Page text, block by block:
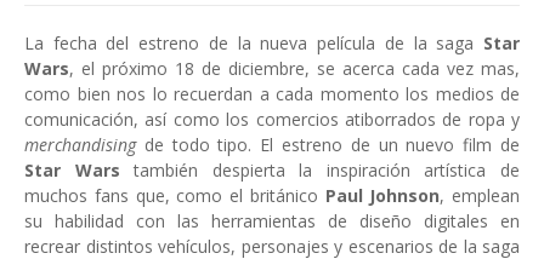
La fecha del estreno de la nueva película de la saga Star
Wars, el próximo 18 de diciembre, se acerca cada vez mas,
como bien nos lo recuerdan a cada momento los medios de
comunicación, así como los comercios atiborrados de ropa y
merchandising de todo tipo. El estreno de un nuevo film de
Star Wars también despierta la inspiración artística de
muchos fans que, como el británico Paul Johnson, emplean
su habilidad con las herramientas de diseño digitales en
recrear distintos vehículos, personajes y escenarios de la saga